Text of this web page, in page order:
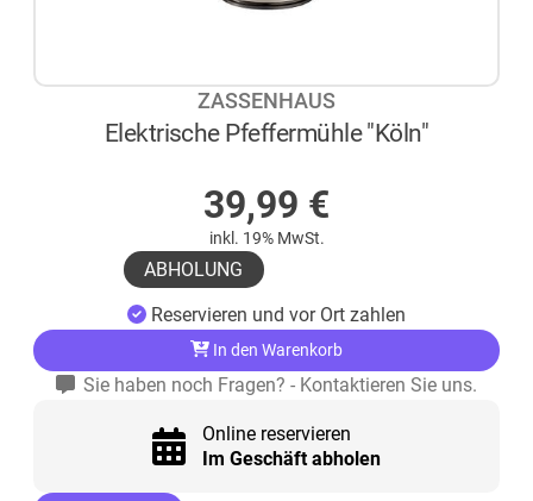
ZASSENHAUS
Elektrische Pfeffermühle "Köln"
39,99 €
inkl. 19% MwSt.
ABHOLUNG
Reservieren und vor Ort zahlen
In den Warenkorb
Sie haben noch Fragen? - Kontaktieren Sie uns.
Online reservieren
Im Geschäft abholen